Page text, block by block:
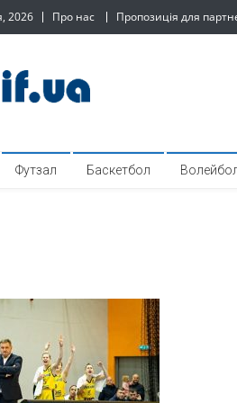
2026 Про нас Пропозиція для
–
Футзал Баскетбол